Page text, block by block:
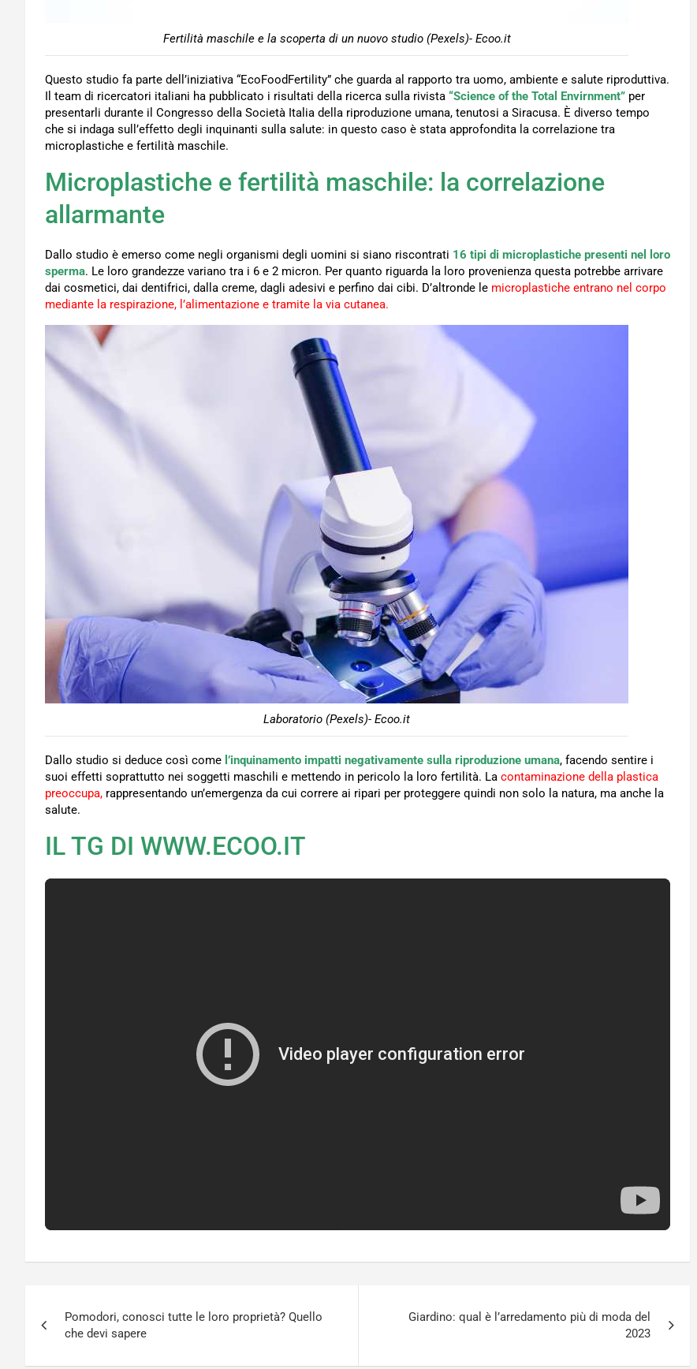
Fertilità maschile e la scoperta di un nuovo studio (Pexels)- Ecoo.it
Questo studio fa parte dell’iniziativa “EcoFoodFertility” che guarda al rapporto tra uomo, ambiente e salute riproduttiva.
Il team di ricercatori italiani ha pubblicato i risultati della ricerca sulla rivista “Science of the Total Envirnment” per
presentarli durante il Congresso della Società Italia della riproduzione umana, tenutosi a Siracusa. È diverso tempo
che si indaga sull’effetto degli inquinanti sulla salute: in questo caso è stata approfondita la correlazione tra
microplastiche e fertilità maschile.
Microplastiche e fertilità maschile: la correlazione
allarmante
Dallo studio è emerso come negli organismi degli uomini si siano riscontrati 16 tipi di microplastiche presenti nel loro
sperma. Le loro grandezze variano tra i 6 e 2 micron. Per quanto riguarda la loro provenienza questa potrebbe arrivare
dai cosmetici, dai dentifrici, dalla creme, dagli adesivi e perfino dai cibi. D’altronde le microplastiche entrano nel corpo
mediante la respirazione, l’alimentazione e tramite la via cutanea.
Laboratorio (Pexels)- Ecoo.it
Dallo studio si deduce così come l’inquinamento impatti negativamente sulla riproduzione umana, facendo sentire i
suoi effetti soprattutto nei soggetti maschili e mettendo in pericolo la loro fertilità. La contaminazione della plastica
preoccupa, rappresentando un’emergenza da cui correre ai ripari per proteggere quindi non solo la natura, ma anche la
salute.
IL TG DI WWW.ECOO.IT
articoli
Pomodori, conosci tutte le loro proprietà? Quello
che devi sapere
Giardino: qual è l’arredamento più di moda del
2023